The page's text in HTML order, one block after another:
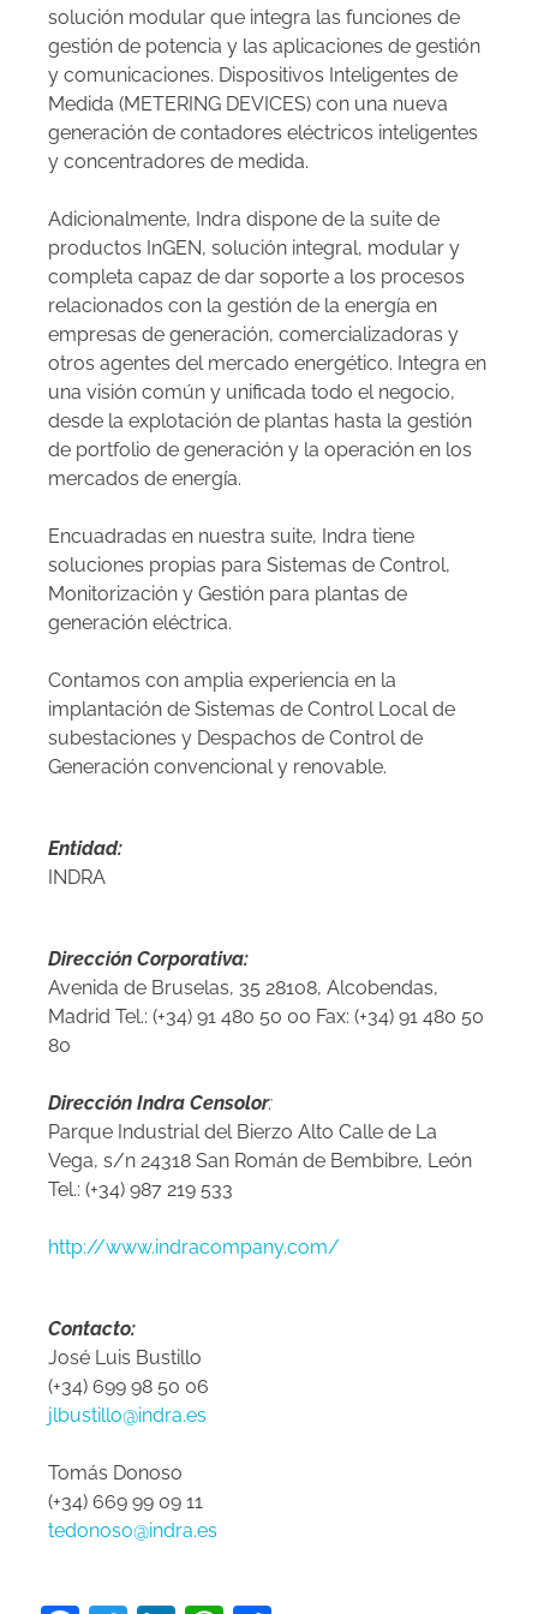
solución modular que integra las funciones de
gestión de potencia y las aplicaciones de gestión
y comunicaciones. Dispositivos Inteligentes de
Medida (METERING DEVICES) con una nueva
generación de contadores eléctricos inteligentes
y concentradores de medida.
Adicionalmente, Indra dispone de la suite de
productos InGEN, solución integral, modular y
completa capaz de dar soporte a los procesos
relacionados con la gestión de la energía en
empresas de generación, comercializadoras y
otros agentes del mercado energético. Integra en
una visión común y unificada todo el negocio,
desde la explotación de plantas hasta la gestión
de portfolio de generación y la operación en los
mercados de energía.
Encuadradas en nuestra suite, Indra tiene
soluciones propias para Sistemas de Control,
Monitorización y Gestión para plantas de
generación eléctrica.
Contamos con amplia experiencia en la
implantación de Sistemas de Control Local de
subestaciones y Despachos de Control de
Generación convencional y renovable.
Entidad:
INDRA
Dirección Corporativa:
Avenida de Bruselas, 35 28108, Alcobendas,
Madrid Tel.: (+34) 91 480 50 00 Fax: (+34) 91 480 50
80
Dirección Indra Censolor:
Parque Industrial del Bierzo Alto Calle de La
Vega, s/n 24318 San Román de Bembibre, León
Tel.: (+34) 987 219 533
http://www.indracompany.com/
Contacto:
José Luis Bustillo
(+34) 699 98 50 06
jlbustillo@indra.es
Tomás Donoso
(+34) 669 99 09 11
tedonoso@indra.es